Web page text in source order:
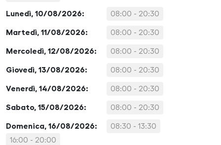
Lunedì, 10/08/2026: 08:00 - 20:30
Martedì, 11/08/2026: 08:00 - 20:30
Mercoledì, 12/08/2026: 08:00 - 20:30
Giovedì, 13/08/2026: 08:00 - 20:30
Venerdì, 14/08/2026: 08:00 - 20:30
Sabato, 15/08/2026: 08:00 - 20:30
Domenica, 16/08/2026:
08:30 - 13:30
16:00 - 20:00